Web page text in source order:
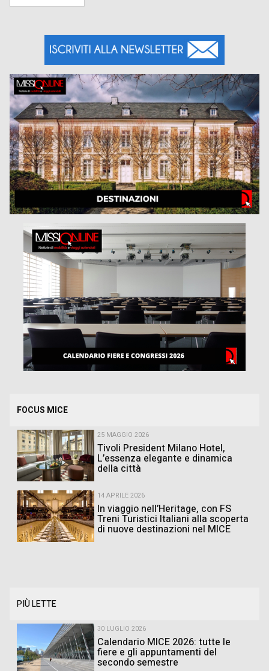
FOCUS MICE
25 MAGGIO 2026
Tivoli President Milano Hotel,
L’essenza elegante e dinamica
della città
14 APRILE 2026
In viaggio nell’Heritage, con FS
Treni Turistici Italiani alla scoperta
di nuove destinazioni nel MICE
PIÙ LETTE
30 LUGLIO 2026
Calendario MICE 2026: tutte le
fiere e gli appuntamenti del
secondo semestre